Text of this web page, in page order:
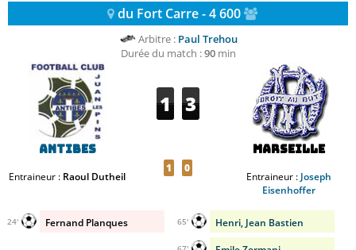
du Fort Carre - 4 600
Arbitre : Paul Trehou
Durée du match :90min
Antibes
Entraineur : Raoul Dutheil
1 3
1 0
Marseille
Entraineur : Joseph
Eisenhoffer
Fernand Planques
24' Henri, Jean Bastien
65'